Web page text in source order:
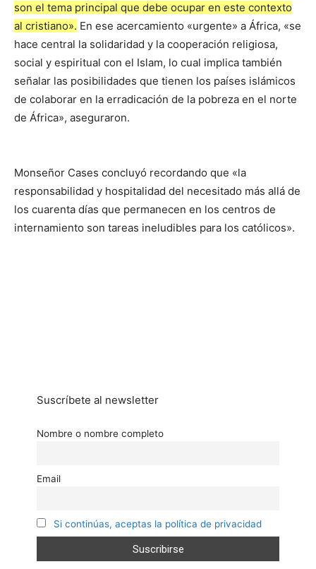
son el tema principal que debe ocupar en este contexto
al cristiano». En ese acercamiento «urgente» a África, «se
hace central la solidaridad y la cooperación religiosa,
social y espiritual con el Islam, lo cual implica también
señalar las posibilidades que tienen los países islámicos
de colaborar en la erradicación de la pobreza en el norte
de África», aseguraron.
Monseñor Cases concluyó recordando que «la
responsabilidad y hospitalidad del necesitado más allá de
los cuarenta días que permanecen en los centros de
internamiento son tareas ineludibles para los católicos».
Suscríbete al newsletter
Nombre o nombre completo
Email
Si continúas, aceptas la política de privacidad